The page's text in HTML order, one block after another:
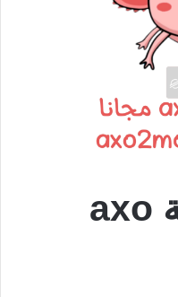
كيفية ربح عملة axo